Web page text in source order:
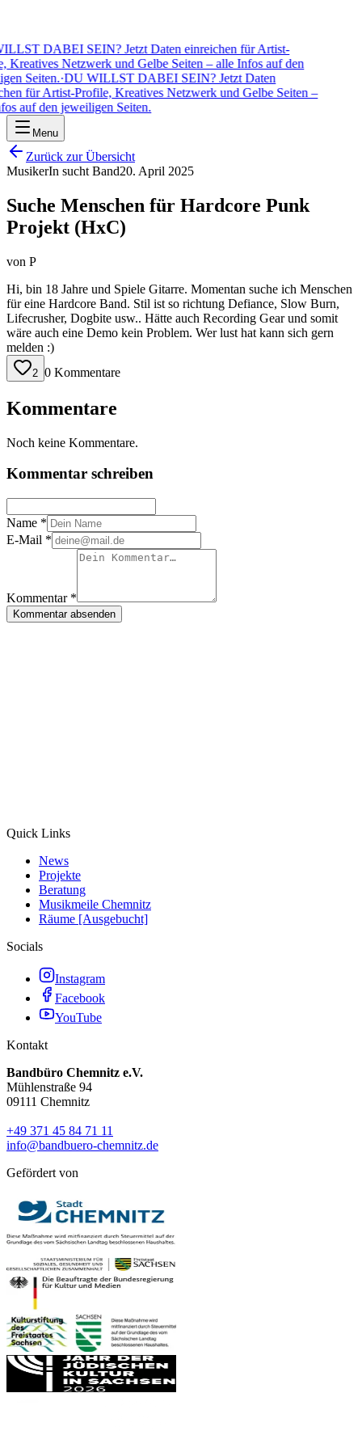
DABEI SEIN? Jetzt Daten einreichen für Artist-
Kreatives Netzwerk und Gelbe Seiten – alle Infos auf den
Seiten.·DU WILLST DABEI SEIN? Jetzt Daten
für Artist-Profile, Kreatives Netzwerk und Gelbe Seiten –
auf den jeweiligen Seiten.
Menu
Zurück zur Übersicht
MusikerIn sucht Band20. April 2025
Suche Menschen für Hardcore Punk
Projekt (HxC)
von P
Hi, bin 18 Jahre und Spiele Gitarre. Momentan suche ich Menschen
für eine Hardcore Band. Stil ist so richtung Defiance, Slow Burn,
Lifecrusher, Dogbite usw.. Hätte auch Recording Gear und somit
wäre auch eine Demo kein Problem. Wer lust hat kann sich gern
melden :)
2 0 Kommentare
Kommentare
Noch keine Kommentare.
Kommentar schreiben
Name *
E-Mail *
Kommentar *
Kommentar absenden
Quick Links
News
Projekte
Beratung
Musikmeile Chemnitz
Räume [Ausgebucht]
Socials
Instagram
Facebook
YouTube
Kontakt
Bandbüro Chemnitz e.V.
Mühlenstraße 94
09111 Chemnitz
+49 371 45 84 71 11
info@bandbuero-chemnitz.de
Gefördert von